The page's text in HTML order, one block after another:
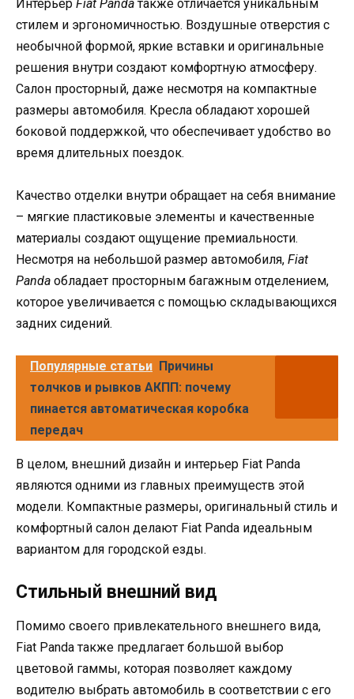
Интерьер Fiat Panda также отличается уникальным
стилем и эргономичностью. Воздушные отверстия с
необычной формой, яркие вставки и оригинальные
решения внутри создают комфортную атмосферу.
Салон просторный, даже несмотря на компактные
размеры автомобиля. Кресла обладают хорошей
боковой поддержкой, что обеспечивает удобство во
время длительных поездок.
Качество отделки внутри обращает на себя внимание
– мягкие пластиковые элементы и качественные
материалы создают ощущение премиальности.
Несмотря на небольшой размер автомобиля, Fiat
Panda обладает просторным багажным отделением,
которое увеличивается с помощью складывающихся
задних сидений.
Популярные статьи Причины
толчков и рывков АКПП: почему
пинается автоматическая коробка
передач
В целом, внешний дизайн и интерьер Fiat Panda
являются одними из главных преимуществ этой
модели. Компактные размеры, оригинальный стиль и
комфортный салон делают Fiat Panda идеальным
вариантом для городской езды.
Стильный внешний вид
Помимо своего привлекательного внешнего вида,
Fiat Panda также предлагает большой выбор
цветовой гаммы, которая позволяет каждому
водителю выбрать автомобиль в соответствии с его